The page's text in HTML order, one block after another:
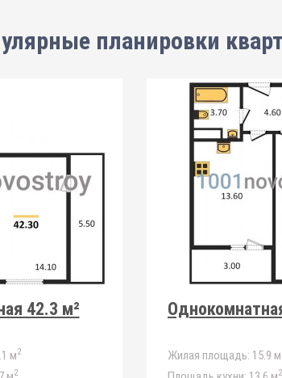
планировки
42.3 м²
м2
2
Жилая площадь: 15.9 м
2